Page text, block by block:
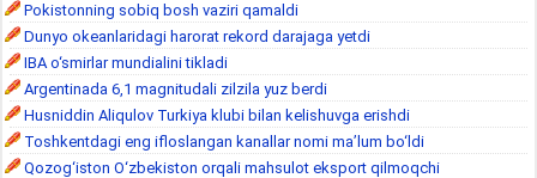
Pokistonning sobiq bosh vaziri qamaldi
Dunyo okeanlaridagi harorat rekord darajaga yetdi
IBA o‘smirlar mundialini tikladi
Argentinada 6,1 magnitudali zilzila yuz berdi
Husniddin Aliqulov Turkiya klubi bilan kelishuvga erishdi
Toshkentdagi eng ifloslangan kanallar nomi ma’lum bo‘ldi
Qozog‘iston O‘zbekiston orqali mahsulot eksport qilmoqchi